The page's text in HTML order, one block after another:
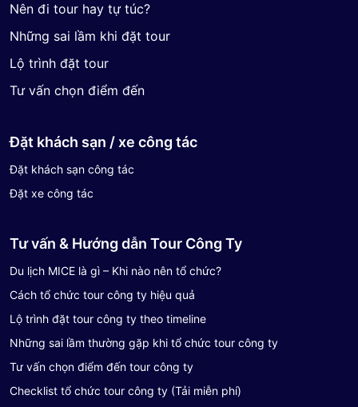
Nên đi tour hay tự túc?
Những sai lầm khi đặt tour
Lộ trình đặt tour
Tư vấn chọn điểm đến
Đặt khách sạn / xe công tác
Đặt khách sạn công tác
Đặt xe công tác
Tư vấn & Hướng dẫn Tour Công Ty
Du lịch MICE là gì – Khi nào nên tổ chức?
Cách tổ chức tour công ty hiệu quả
Lộ trình đặt tour công ty theo timeline
Những sai lầm thường gặp khi tổ chức tour công ty
Tư vấn chọn điểm đến tour công ty
Checklist tổ chức tour công ty (Tải miễn phí)